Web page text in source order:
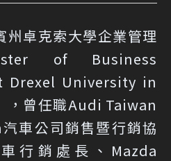
州卓克索大學企業管理
of Business
University in
曾任職Audi Taiwan
車公司銷售暨行銷協
行銷處長、Mazda